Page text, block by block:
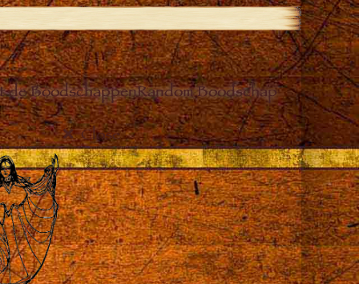
de BoodschappenRandom Boodschap
Close